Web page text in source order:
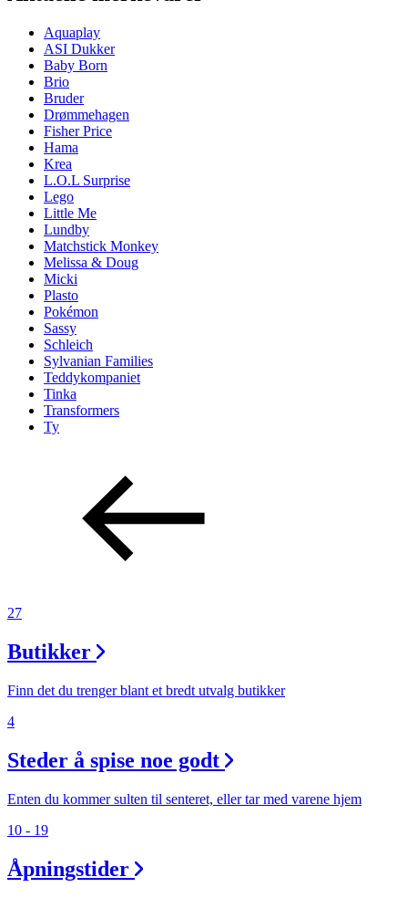
Aquaplay
ASI Dukker
Baby Born
Brio
Bruder
Drømmehagen
Fisher Price
Hama
Krea
L.O.L Surprise
Lego
Little Me
Lundby
Matchstick Monkey
Melissa & Doug
Micki
Plasto
Pokémon
Sassy
Schleich
Sylvanian Families
Teddykompaniet
Tinka
Transformers
Ty
27
Butikker
Finn det du trenger blant et bredt utvalg butikker
4
Steder å spise noe godt
Enten du kommer sulten til senteret, eller tar med varene hjem
10 - 19
Åpningstider